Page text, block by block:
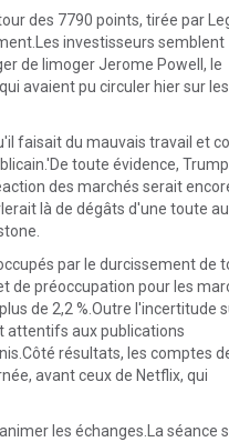
des 7790 points, tirée par
investisseurs semblent
de limoger Jerome Powell, le
avaient pu circuler hier sur les
faisait du mauvais travail et
toute évidence,
des marchés serait
là de dégâts d'une toute
par le durcissement de
de préoccupation pour les
de 2,2 %.Outre l'incertitude
attentifs aux publications
résultats, les comptes
avant ceux de Netflix, qui
les échanges.La séance